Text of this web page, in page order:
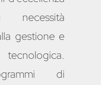
necessità
gestione e
di